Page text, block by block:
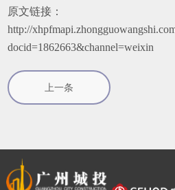
原文链接：
http://
docid=1862663&channel=weixin
上一条